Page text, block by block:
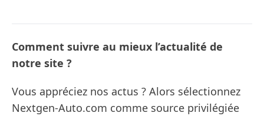
Comment suivre au mieux l’actualité de
notre site ?
Vous appréciez nos actus ? Alors sélectionnez
Nextgen-Auto.com comme source privilégiée